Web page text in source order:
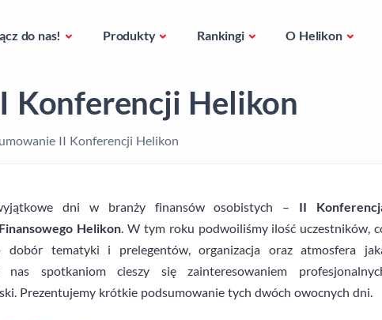
do nas! Produkty Rankingi O Helikon
Konferencji Helikon
II Konferencji Helikon
dni w branży finansów osobistych – II
Helikon. W tym roku podwoiliśmy ilość uczestników,
tematyki i prelegentów, organizacja oraz atmosfera
nas spotkaniom cieszy się zainteresowaniem
Prezentujemy krótkie podsumowanie tych dwóch owocnych dni.